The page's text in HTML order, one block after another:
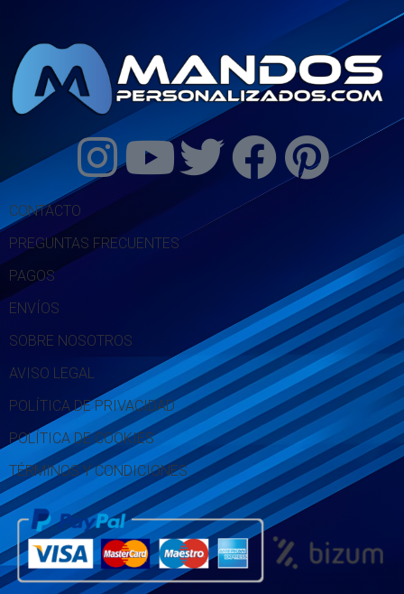
CONTACTO
PREGUNTAS FRECUENTES
PAGOS
ENVÍOS
SOBRE NOSOTROS
AVISO LEGAL
POLÍTICA DE PRIVACIDAD
POLÍTICA DE COOKIES
TÉRMINOS Y CONDICIONES